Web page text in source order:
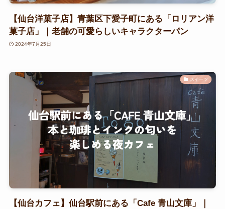
【仙台洋菓子店】青葉区下愛子町にある「ロリアン洋
菓子店」｜老舗の可愛らしいキャラクターパン
2024年7月25日
スイーツ
【仙台カフェ】仙台駅前にある「Cafe 青山文庫」｜